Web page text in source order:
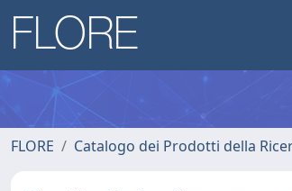
FLORE Catalogo dei Prodotti della